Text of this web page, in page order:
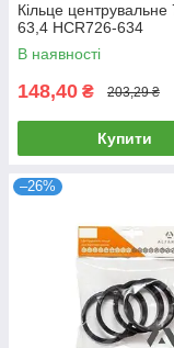
Кільце центрувальне
63,4 HCR726-634
В наявності
148,40 ₴ 203,29 ₴
Купити
–26%